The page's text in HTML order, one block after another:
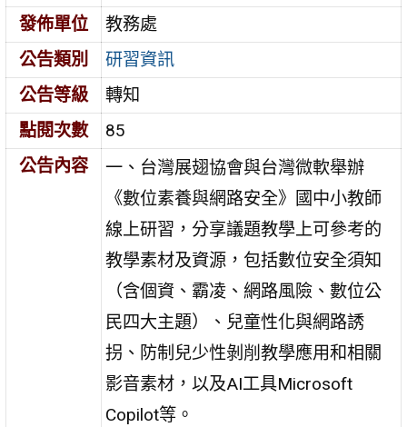
發佈單位
教務處
公告類別
研習資訊
公告等級
轉知
點閱次數
85
公告內容
一、台灣展翅協會與台灣微軟舉辦
《數位素養與網路安全》國中小教師
線上研習，分享議題教學上可參考的
教學素材及資源，包括數位安全須知
（含個資、霸凌、網路風險、數位公
民四大主題）、兒童性化與網路誘
拐、防制兒少性剝削教學應用和相關
影音素材，以及AI工具Microsoft
Copilot等。